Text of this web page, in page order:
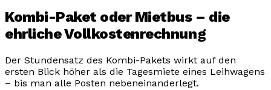
Kombi-Paket oder Mietbus – die
ehrliche Vollkostenrechnung
Der Stundensatz des Kombi-Pakets wirkt auf den
ersten Blick höher als die Tagesmiete eines Leihwagens
– bis man alle Posten nebeneinanderlegt.